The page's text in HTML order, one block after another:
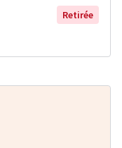
Retirée